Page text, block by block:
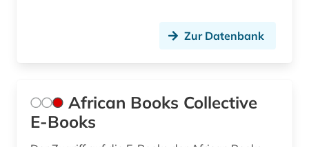
dokumentation (2)
drama (2)
Zur Datenbank
African Books Collective
E-Books